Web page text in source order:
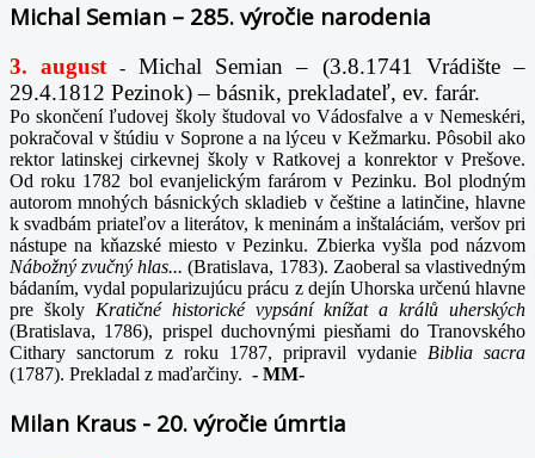
Michal Semian – 285. výročie narodenia
3. august -Michal Semian – (3.8.1741 Vrádište –
29.4.1812 Pezinok) – básnik, prekladateľ, ev. farár.
Po skončení ľudovej školy študoval vo Vádosfalve a v Nemeskéri,
pokračoval v štúdiu v Soprone a na lýceu v Kežmarku. Pôsobil ako
rektor latinskej cirkevnej školy v Ratkovej a konrektor v Prešove.
Od roku 1782 bol evanjelickým farárom v Pezinku. Bol plodným
autorom mnohých básnických skladieb v češtine a latinčine, hlavne
k svadbám priateľov a literátov, k meninám a inštaláciám, veršov pri
nástupe na kňazské miesto v Pezinku. Zbierka vyšla pod názvom
Nábožný zvučný hlas...(Bratislava, 1783). Zaoberal sa vlastivedným
bádaním, vydal popularizujúcu prácu z dejín Uhorska určenú hlavne
pre školy Kratičné historické vypsání knížat a králů uherských
(Bratislava, 1786), prispel duchovnými piesňami do Tranovského
Cithary sanctorum z roku 1787, pripravil vydanie Biblia sacra
(1787). Prekladal z maďarčiny. - MM-
Milan Kraus - 20. výročie úmrtia